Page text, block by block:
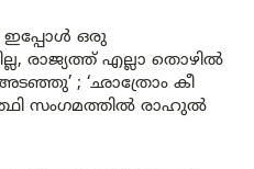
ഇപ്പോൾ ഒരു
രാജ്യത്ത് എല്ലാ തൊഴിൽ
; ‘ഛാത്രോം കീ
സംഗമത്തിൽ രാഹുൽ